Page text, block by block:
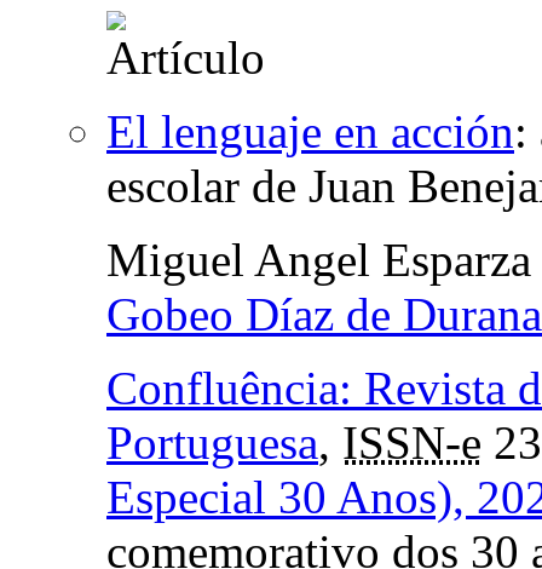
El lenguaje en acción:
escolar de Juan
Miguel Angel
Gobeo Díaz de Durana
Confluência: Revista
Portuguesa, ISSN-e
Especial 30 Anos),
comemorativo dos 30